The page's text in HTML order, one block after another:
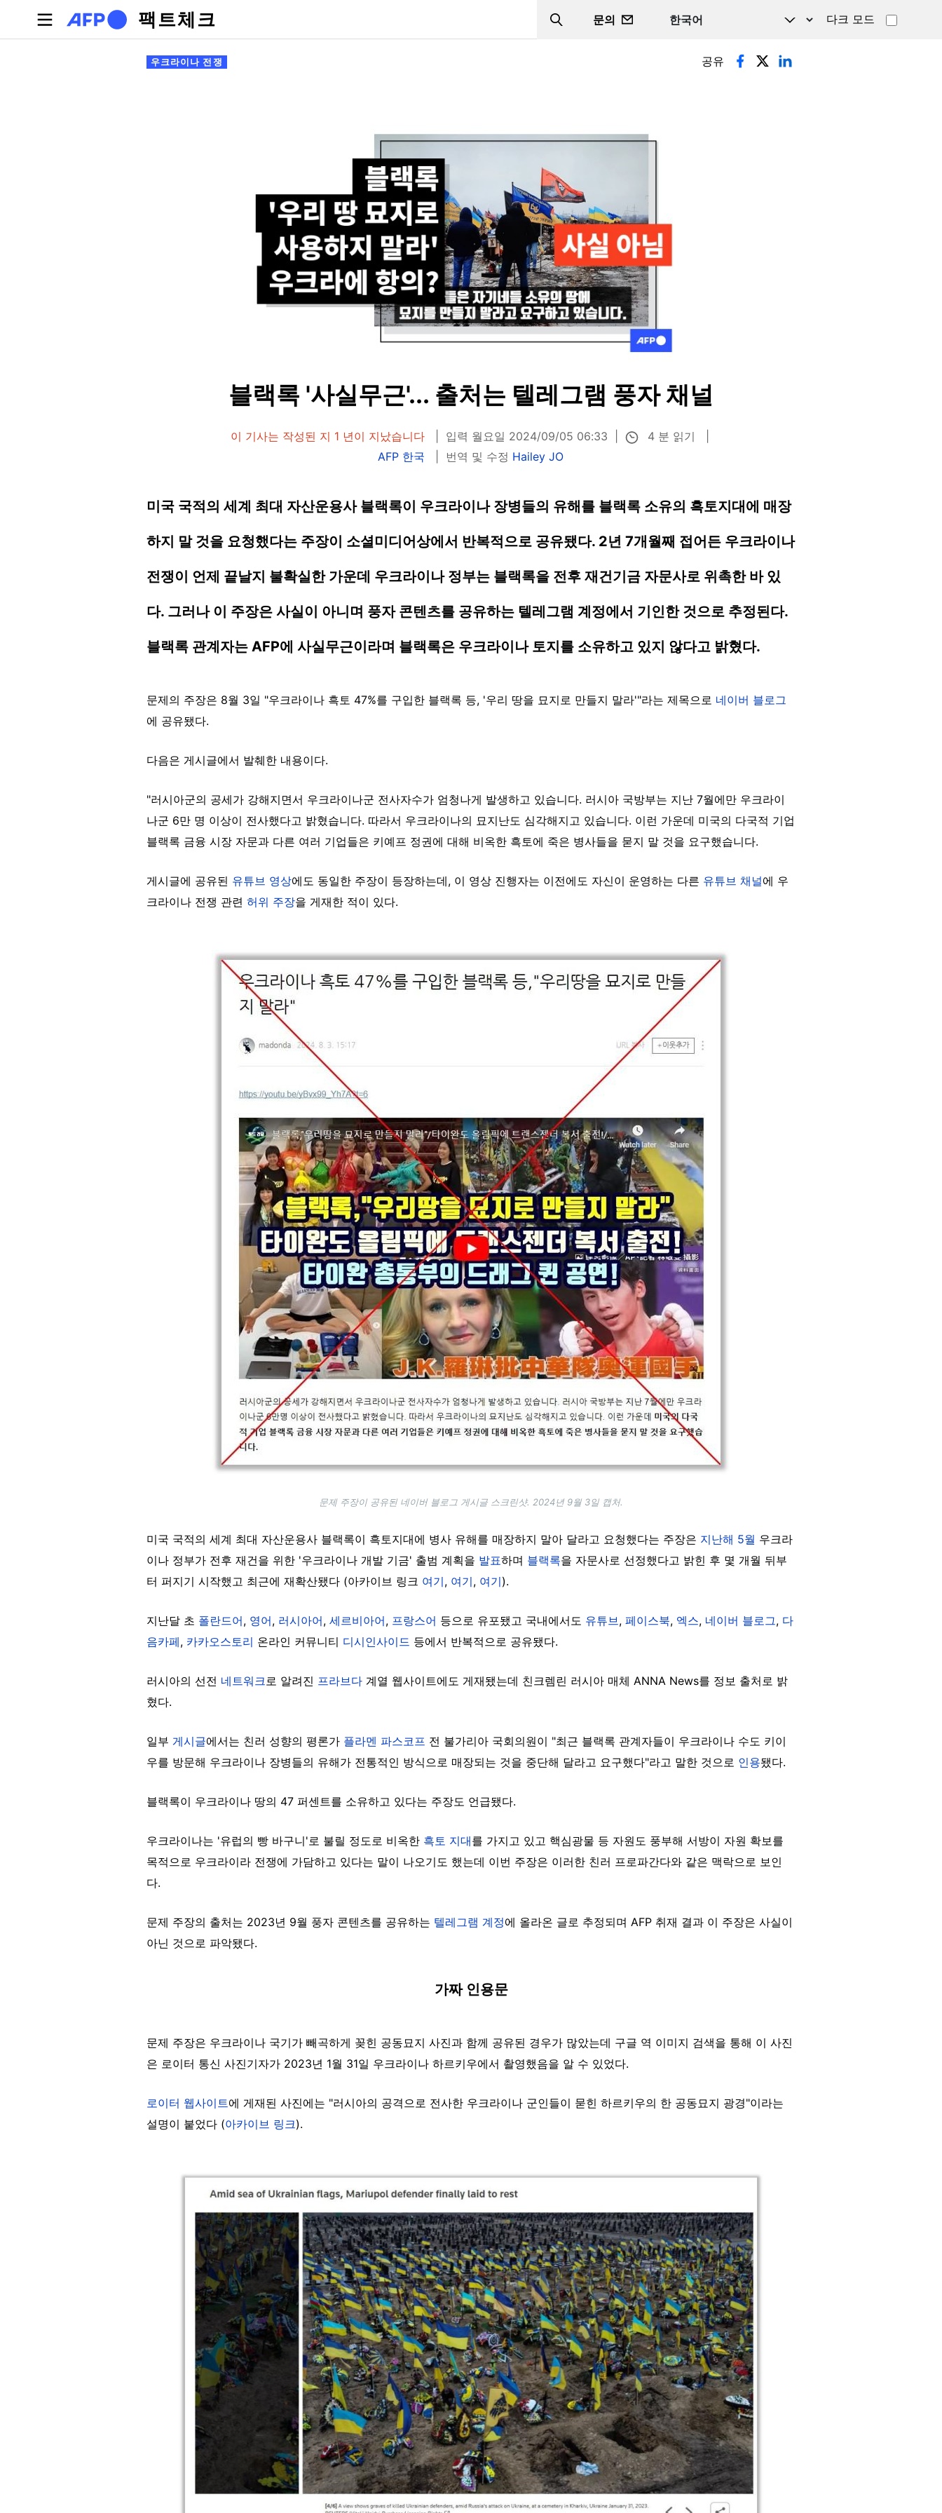
주요 콘텐츠로 건너뛰기
팩트체크 Search
문의 다크 모드
기본탭 우크라이나 전쟁 공유
블랙록 '사실무근'... 출처는 텔레그램 풍자 채널
이 기사는 작성된 지 1 년이 지났습니다 입력 월요일 2024/09/05 06:33
4 분 읽기
AFP 한국
번역 및 수정 Hailey JO
미국 국적의 세계 최대 자산운용사 블랙록이 우크라이나 장병들의 유해를 블랙록 소유의 흑토지대에 매장
하지 말 것을 요청했다는 주장이 소셜미디어상에서 반복적으로 공유됐다. 2년 7개월째 접어든 우크라이나
전쟁이 언제 끝날지 불확실한 가운데 우크라이나 정부는 블랙록을 전후 재건기금 자문사로 위촉한 바 있
다. 그러나 이 주장은 사실이 아니며 풍자 콘텐츠를 공유하는 텔레그램 계정에서 기인한 것으로 추정된다.
블랙록 관계자는 AFP에 사실무근이라며 블랙록은 우크라이나 토지를 소유하고 있지 않다고 밝혔다.
문제의 주장은 8월 3일 "우크라이나 흑토 47%를 구입한 블랙록 등, '우리 땅을 묘지로 만들지 말라'"라는 제목으로 네이버 블로그
에 공유됐다.
다음은 게시글에서 발췌한 내용이다.
"러시아군의 공세가 강해지면서 우크라이나군 전사자수가 엄청나게 발생하고 있습니다. 러시아 국방부는 지난 7월에만 우크라이
나군 6만 명 이상이 전사했다고 밝혔습니다. 따라서 우크라이나의 묘지난도 심각해지고 있습니다. 이런 가운데 미국의 다국적 기업
블랙록 금융 시장 자문과 다른 여러 기업들은 키예프 정권에 대해 비옥한 흑토에 죽은 병사들을 묻지 말 것을 요구했습니다.
게시글에 공유된 유튜브 영상에도 동일한 주장이 등장하는데, 이 영상 진행자는 이전에도 자신이 운영하는 다른 유튜브 채널에 우
크라이나 전쟁 관련 허위 주장을 게재한 적이 있다.
문제 주장이 공유된 네이버 블로그 게시글 스크린샷. 2024년 9월 3일 캡처.
미국 국적의 세계 최대 자산운용사 블랙록이 흑토지대에 병사 유해를 매장하지 말아 달라고 요청했다는 주장은 지난해 5월 우크라
이나 정부가 전후 재건을 위한 '우크라이나 개발 기금' 출범 계획을 발표하며 블랙록을 자문사로 선정했다고 밝힌 후 몇 개월 뒤부
터 퍼지기 시작했고 최근에 재확산됐다 (아카이브 링크 여기, 여기, 여기).
지난달 초 폴란드어, 영어, 러시아어, 세르비아어, 프랑스어 등으로 유포됐고 국내에서도 유튜브 , 페이스북, 엑스, 네이버 블로그, 다
음카페, 카카오스토리 온라인 커뮤니티 디시인사이드 등에서 반복적으로 공유됐다.
러시아의 선전 네트워크 로 알려진 프라브다 계열 웹사이트에도 게재됐는데 친크렘린 러시아 매체 ANNA News를 정보 출처로 밝
혔다.
일부 게시글에서는 친러 성향의 평론가 플라멘 파스코프 전 불가리아 국회의원이 "최근 블랙록 관계자들이 우크라이나 수도 키이
우를 방문해 우크라이나 장병들의 유해가 전통적인 방식으로 매장되는 것을 중단해 달라고 요구했다"라고 말한 것으로 인용됐다.
블랙록이 우크라이나 땅의 47 퍼센트를 소유하고 있다는 주장도 언급됐다.
우크라이나는 '유럽의 빵 바구니'로 불릴 정도로 비옥한 흑토 지대를 가지고 있고 핵심광물 등 자원도 풍부해 서방이 자원 확보를
목적으로 우크라이라 전쟁에 가담하고 있다는 말이 나오기도 했는데 이번 주장은 이러한 친러 프로파간다와 같은 맥락으로 보인
다.
문제 주장의 출처는 2023년 9월 풍자 콘텐츠를 공유하는 텔레그램 계정에 올라온 글로 추정되며 AFP 취재 결과 이 주장은 사실이
아닌 것으로 파악됐다.
가짜 인용문
문제 주장은 우크라이나 국기가 빼곡하게 꽂힌 공동묘지 사진과 함께 공유된 경우가 많았는데 구글 역 이미지 검색을 통해 이 사진
은 로이터 통신 사진기자가 2023년 1월 31일 우크라이나 하르키우에서 촬영했음을 알 수 있었다.
로이터 웹사이트에 게재된 사진에는 "러시아의 공격으로 전사한 우크라이나 군인들이 묻힌 하르키우의 한 공동묘지 광경"이라는
설명이 붙었다 (아카이브 링크).